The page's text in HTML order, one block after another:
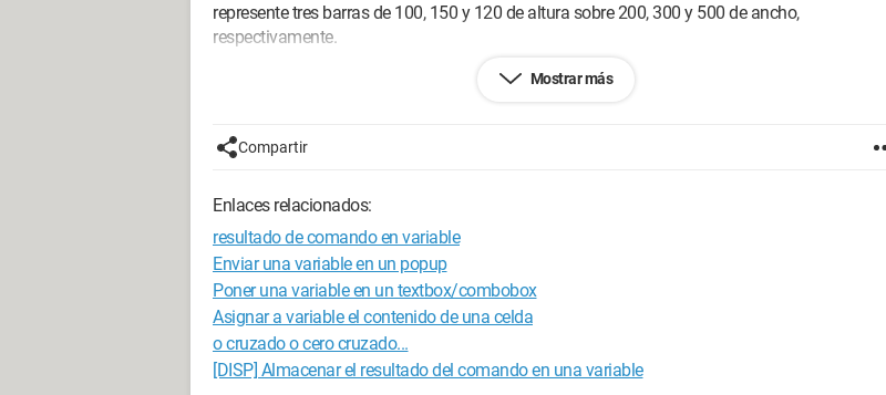
represente tres barras de 100, 150 y 120 de altura sobre 200, 300 y 500 de ancho,
respectivamente.
Netman
Mostrar más
Compartir
Enlaces relacionados:
resultado de comando en variable
Enviar una variable en un popup
Poner una variable en un textbox/combobox
Asignar a variable el contenido de una celda
o cruzado o cero cruzado...
[DISP] Almacenar el resultado del comando en una variable